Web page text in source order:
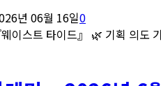
년 06월 16일0
이스트 타이드』 🌿 기획 의도